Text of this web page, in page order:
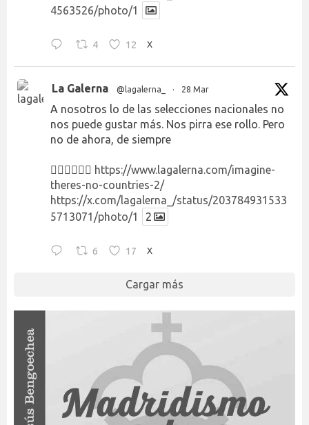
4563526/photo/1
4 12 X
La Galerna @lagalerna_ · 28 Mar
A nosotros lo de las selecciones nacionales no
nos puede gustar más. Nos pirra ese rollo. Pero
no de ahora, de siempre
👉🏻👉🏻👉🏻 https://www.lagalerna.com/imagine-
theres-no-countries-2/
https://x.com/lagalerna_/status/203784931533
5713071/photo/1
2
6 17 X
Cargar más